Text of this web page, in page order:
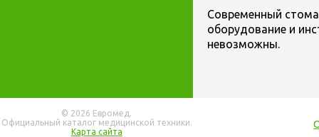
Современный
оборудование и
невозможны.
© 2026 Евромед.
Официальный каталог медицинской техники.
Карта сайта